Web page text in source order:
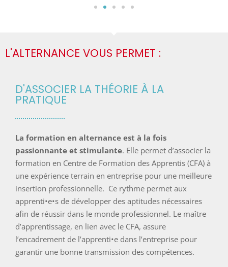
L'ALTERNANCE VOUS PERMET :
D'ASSOCIER LA THÉORIE À LA
PRATIQUE
La formation en alternance est à la fois
passionnante et stimulante. Elle permet d’associer la
formation en Centre de Formation des Apprentis (CFA) à
une expérience terrain en entreprise pour une meilleure
insertion professionnelle. Ce rythme permet aux
apprenti•e•s de développer des aptitudes nécessaires
afin de réussir dans le monde professionnel. Le maître
d’apprentissage, en lien avec le CFA, assure
l’encadrement de l’apprenti•e dans l’entreprise pour
garantir une bonne transmission des compétences.